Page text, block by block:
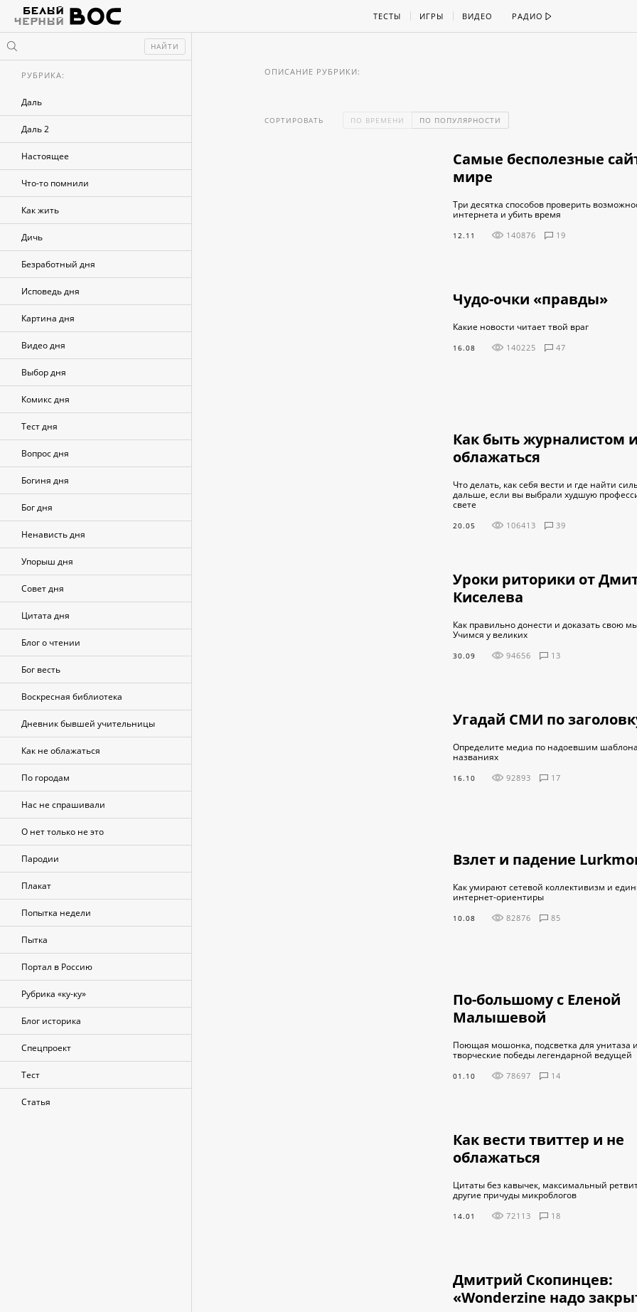
ТЕСТЫ ИГРЫ ВИДЕО РАДИО
НАЙТИ
РУБРИКА:
Даль
Даль 2
Настоящее
Что-то помнили
Как жить
Дичь
Безработный дня
Исповедь дня
Картина дня
Видео дня
Выбор дня
Комикс дня
Тест дня
Вопрос дня
Богиня дня
Бог дня
Ненависть дня
Упорыш дня
Совет дня
Цитата дня
Блог о чтении
Бог весть
Воскресная библиотека
Дневник бывшей учительницы
Как не облажаться
По городам
Нас не спрашивали
О нет только не это
Пародии
Плакат
Попытка недели
Пытка
Портал в Россию
Рубрика «ку-ку»
Блог историка
Спецпроект
Тест
Статья
ОПИСАНИЕ РУБРИКИ:
СОРТИРОВАТЬ ПО ВРЕМЕНИ ПО ПОПУЛЯРНОСТИ
Самые бесполезные
мире
Три десятка способов проверить
интернета и убить время
12.11 140876 19
Чудо-очки «правды»
Какие новости читает твой враг
16.08 140225 47
Как быть журналистом
облажаться
Что делать, как себя вести и где найти
дальше, если вы выбрали худшую
свете
20.05 106413 39
Уроки риторики от
Киселева
Как правильно донести и доказать свою
Учимся у великих
30.09 94656 13
Угадай СМИ по
Определите медиа по надоевшим
названиях
16.10 92893 17
Взлет и падение
Как умирают сетевой коллективизм и
интернет-ориентиры
10.08 82876 85
По-большому с Еленой
Малышевой
Поющая мошонка, подсветка для унитаза
творческие победы легендарной ведущей
01.10 78697 14
Как вести твиттер и не
облажаться
Цитаты без кавычек, максимальный
другие причуды микроблогов
14.01 72113 18
Дмитрий Скопинцев:
«Wonderzine надо